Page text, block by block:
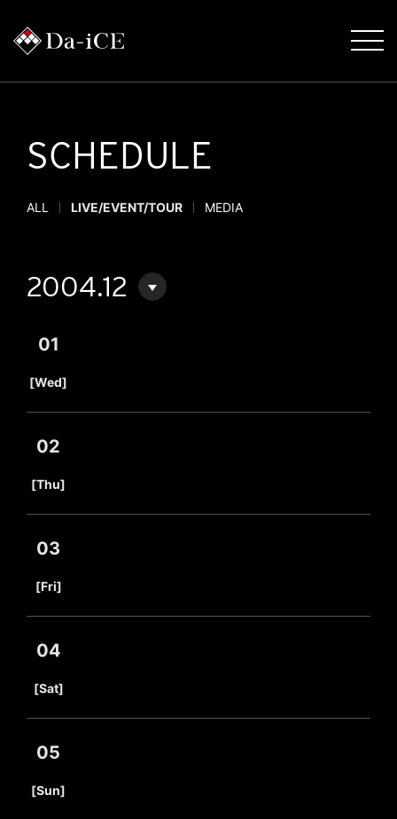
SCHEDULE
ALL LIVE/EVENT/TOUR MEDIA
2004.12
01
[Wed]
02
[Thu]
03
[Fri]
04
[Sat]
05
[Sun]